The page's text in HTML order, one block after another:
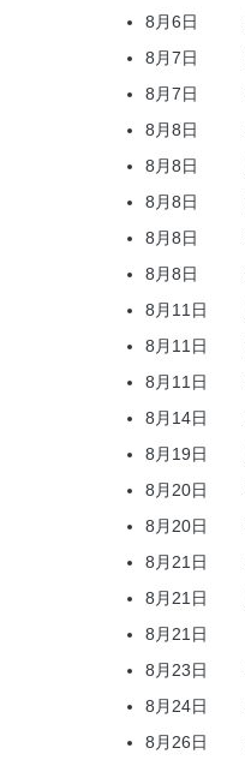
8月6日
8月7日
8月7日
8月8日
8月8日
8月8日
8月8日
8月8日
8月11日
8月11日
8月11日
8月14日
8月19日
8月20日
8月20日
8月21日
8月21日
8月21日
8月23日
8月24日
8月26日